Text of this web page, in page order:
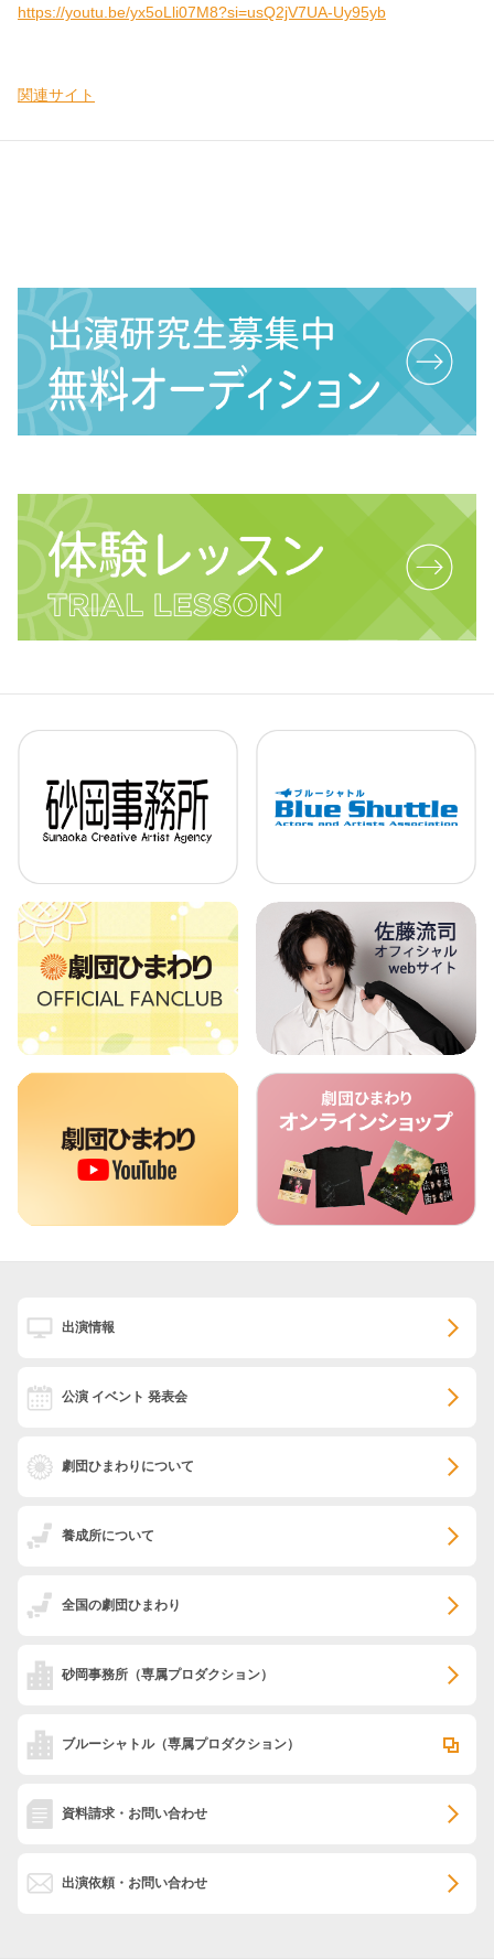
https://youtu.be/yx5oLli07M8?si=usQ2jV7UA-Uy95yb
関連サイト
出演情報
公演 イベント 発表会
劇団ひまわりについて
養成所について
全国の劇団ひまわり
砂岡事務所 （専属プロダクション）
ブルーシャトル（専属プロダクション）
資料請求・お問い合わせ
出演依頼・お問い合わせ